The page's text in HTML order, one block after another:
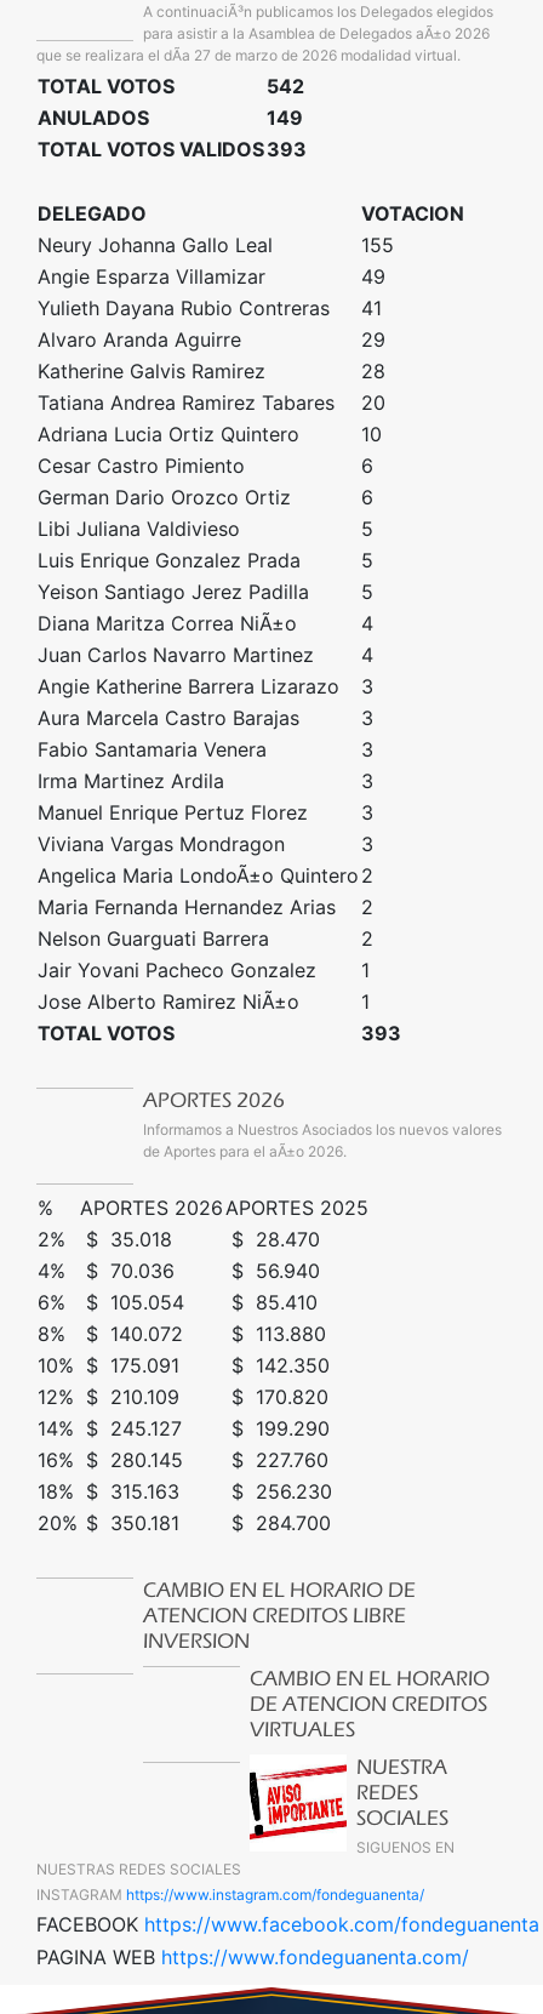
A continuaciÃ³n publicamos los Delegados elegidos
para asistir a la Asamblea de Delegados aÃ±o 2026
que se realizara el dÃ­a 27 de marzo de 2026 modalidad virtual.
TOTAL VOTOS
542
ANULADOS
149
TOTAL VOTOS VALIDOS393
DELEGADO
VOTACION
Neury Johanna Gallo Leal
155
Angie Esparza Villamizar
49
Yulieth Dayana Rubio Contreras
41
Alvaro Aranda Aguirre
29
Katherine Galvis Ramirez
28
Tatiana Andrea Ramirez Tabares
20
Adriana Lucia Ortiz Quintero
10
Cesar Castro Pimiento
6
German Dario Orozco Ortiz
6
Libi Juliana Valdivieso
5
Luis Enrique Gonzalez Prada
5
Yeison Santiago Jerez Padilla
5
Diana Maritza Correa NiÃ±o
4
Juan Carlos Navarro Martinez
4
Angie Katherine Barrera Lizarazo
3
Aura Marcela Castro Barajas
3
Fabio Santamaria Venera
3
Irma Martinez Ardila
3
Manuel Enrique Pertuz Florez
3
Viviana Vargas Mondragon
3
Angelica Maria LondoÃ±o Quintero 2
Maria Fernanda Hernandez Arias
2
Nelson Guarguati Barrera
2
Jair Yovani Pacheco Gonzalez
1
Jose Alberto Ramirez NiÃ±o
1
TOTAL VOTOS
393
APORTES 2026
Informamos a Nuestros Asociados los nuevos valores
de Aportes para el aÃ±o 2026.
% APORTES 2026APORTES 2025
2%
$ 35.018
$ 28.470
4%
$ 70.036
$ 56.940
6%
$ 105.054
$ 85.410
8%
$ 140.072
$ 113.880
10% $ 175.091
$ 142.350
12% $ 210.109
$ 170.820
14% $ 245.127
$ 199.290
16% $ 280.145
$ 227.760
18% $ 315.163
$ 256.230
20% $ 350.181 $ 284.700
CAMBIO EN EL HORARIO DE
ATENCION CREDITOS LIBRE
INVERSION
CAMBIO EN EL HORARIO
DE ATENCION CREDITOS
VIRTUALES
NUESTRA
REDES
SOCIALES
SIGUENOS EN
NUESTRAS REDES SOCIALES
INSTAGRAM https://www.instagram.com/fondeguanenta/
FACEBOOK https://www.facebook.com/fondeguanenta
PAGINA WEB https://www.fondeguanenta.com/